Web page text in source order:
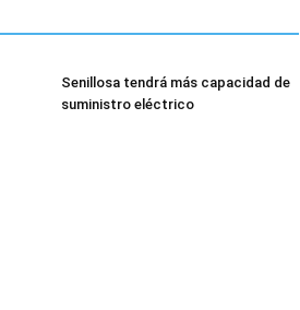
Senillosa tendrá más capacidad de
suministro eléctrico